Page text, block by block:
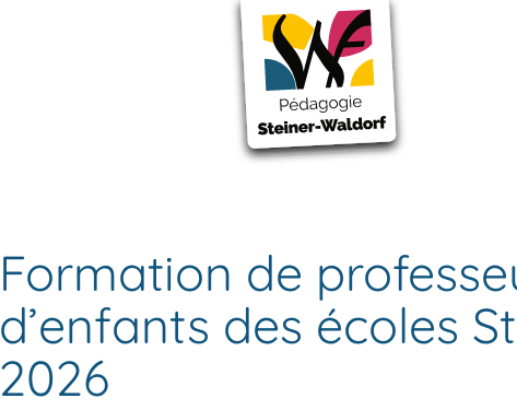
Formation de
d’enfants des écoles
2026